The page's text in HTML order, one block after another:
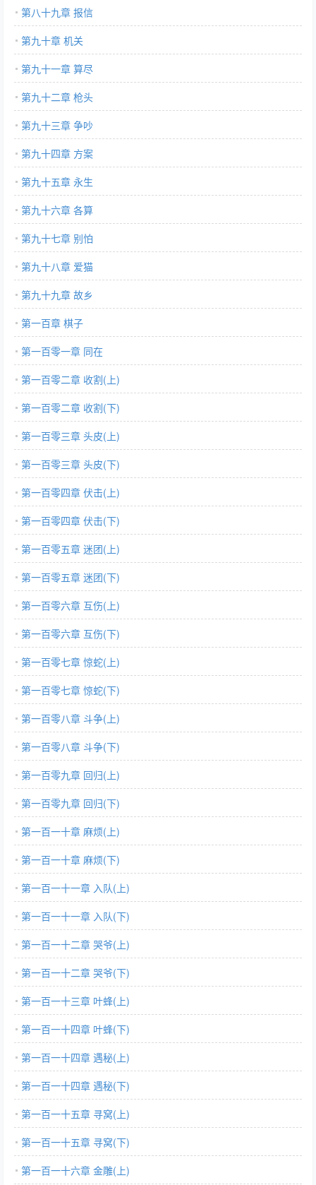
第八十九章 报信
第九十章 机关
第九十一章 算尽
第九十二章 枪头
第九十三章 争吵
第九十四章 方案
第九十五章 永生
第九十六章 各算
第九十七章 别怕
第九十八章 爱猫
第九十九章 故乡
第一百章 棋子
第一百零一章 同在
第一百零二章 收割(上)
第一百零二章 收割(下)
第一百零三章 头皮(上)
第一百零三章 头皮(下)
第一百零四章 伏击(上)
第一百零四章 伏击(下)
第一百零五章 迷团(上)
第一百零五章 迷团(下)
第一百零六章 互伤(上)
第一百零六章 互伤(下)
第一百零七章 惊蛇(上)
第一百零七章 惊蛇(下)
第一百零八章 斗争(上)
第一百零八章 斗争(下)
第一百零九章 回归(上)
第一百零九章 回归(下)
第一百一十章 麻烦(上)
第一百一十章 麻烦(下)
第一百一十一章 入队(上)
第一百一十一章 入队(下)
第一百一十二章 哭爷(上)
第一百一十二章 哭爷(下)
第一百一十三章 叶蜂(上)
第一百一十四章 叶蜂(下)
第一百一十四章 遇秘(上)
第一百一十四章 遇秘(下)
第一百一十五章 寻窝(上)
第一百一十五章 寻窝(下)
第一百一十六章 金雕(上)